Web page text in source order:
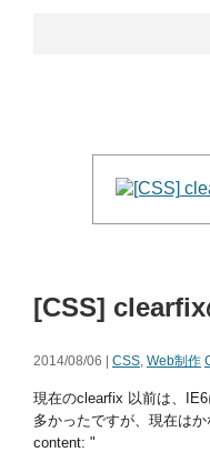
[CSS]
2014/08/06 | CSS, Web制作
現在のclearfix 以前は、
多かったですが、現在は
content: "